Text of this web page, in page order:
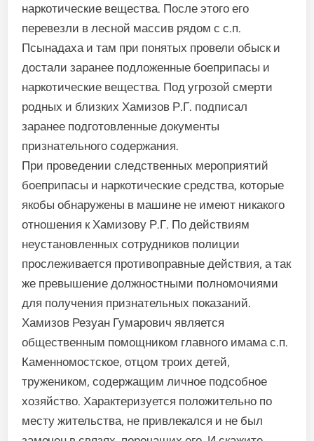
наркотические вещества. После этого его
перевезли в лесной массив рядом с с.п.
Псынадаха и там при понятых провели обыск и
достали заранее подложенные боеприпасы и
наркотические вещества. Под угрозой смерти
родных и близких Хамизов Р.Г. подписал
заранее подготовленные документы
признательного содержания.
При проведении следственных мероприятий
боеприпасы и наркотические средства, которые
якобы обнаружены в машине не имеют никакого
отношения к Хамизову Р.Г. По действиям
неустановленных сотрудников полиции
прослеживается противоправные действия, а так
же превышение должностными полномочиями
для получения признательных показаний.
Хамизов Резуан Гумарович является
общественным помощником главного имама с.п.
Каменномостское, отцом троих детей,
тружеником, содержащим личное подсобное
хозяйство. Характеризуется положительно по
месту жительства, не привлекался и не был